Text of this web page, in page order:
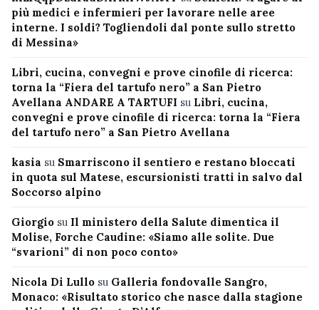
più medici e infermieri per lavorare nelle aree
interne. I soldi? Togliendoli dal ponte sullo stretto
di Messina»
Libri, cucina, convegni e prove cinofile di ricerca:
torna la “Fiera del tartufo nero” a San Pietro
Avellana ANDARE A TARTUFI su Libri, cucina,
convegni e prove cinofile di ricerca: torna la “Fiera
del tartufo nero” a San Pietro Avellana
kasia su Smarriscono il sentiero e restano bloccati
in quota sul Matese, escursionisti tratti in salvo dal
Soccorso alpino
Giorgio su Il ministero della Salute dimentica il
Molise, Forche Caudine: «Siamo alle solite. Due
“svarioni” di non poco conto»
Nicola Di Lullo su Galleria fondovalle Sangro,
Monaco: «Risultato storico che nasce dalla stagione